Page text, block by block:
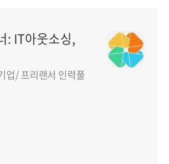
: IT아웃소싱,
업/ 프리랜서 인력풀